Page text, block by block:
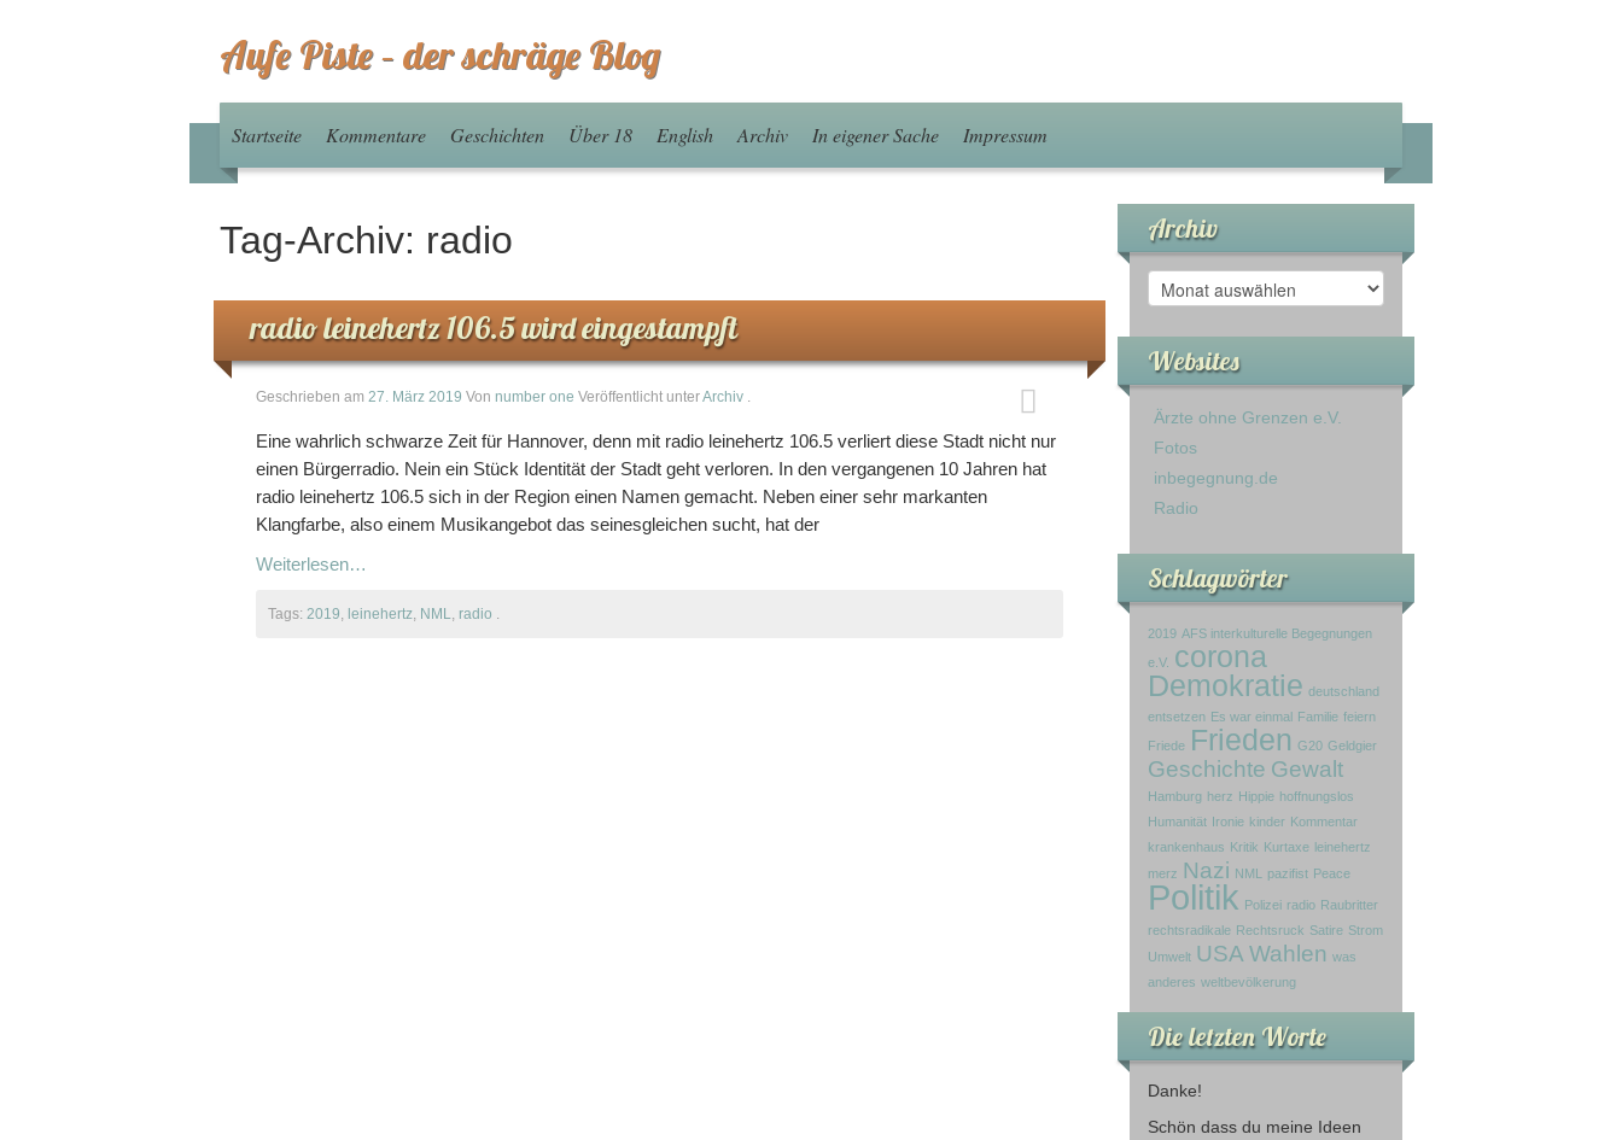
Aufe Piste – der schräge Blog
Startseite Kommentare Geschichten Über 18 English Archiv In eigener Sache Impressum
Tag-Archiv: radio
radio leinehertz 106.5 wird eingestampft
Geschrieben am 27. März 2019 Von number one Veröffentlicht unterArchiv .
Eine wahrlich schwarze Zeit für Hannover, denn mit radio leinehertz 106.5 verliert diese Stadt nicht nur
einen Bürgerradio. Nein ein Stück Identität der Stadt geht verloren. In den vergangenen 10 Jahren hat
radio leinehertz 106.5 sich in der Region einen Namen gemacht. Neben einer sehr markanten
Klangfarbe, also einem Musikangebot das seinesgleichen sucht, hat der
Weiterlesen…
Tags: 2019, leinehertz, NML, radio .
Archiv
Archiv
Websites
Ärzte ohne Grenzen e.V.
Fotos
inbegegnung.de
Radio
Schlagwörter
2019 AFS interkulturelle Begegnungen
e.V. corona
Demokratie deutschland
entsetzen Es war einmal Familie feiern
Friede Frieden G20 Geldgier
Geschichte Gewalt
Hamburg herz Hippie hoffnungslos
Humanität Ironie kinder Kommentar
krankenhaus Kritik Kurtaxe leinehertz
merz Nazi NML pazifist Peace
Politik Polizei radio Raubritter
rechtsradikale Rechtsruck Satire Strom
Umwelt USA Wahlen was
anderes weltbevölkerung
Die letzten Worte
Danke!
Schön dass du meine Ideen